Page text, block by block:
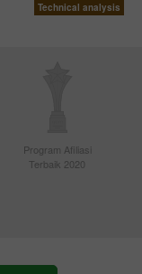
Technical analysis
Program Afiliasi
Terbaik 2020